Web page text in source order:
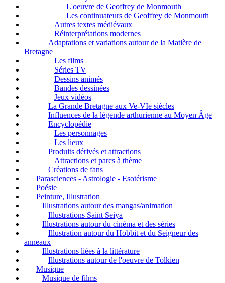
L'oeuvre de Geoffrey de Monmouth
Les continuateurs de Geoffrey de Monmouth
Autres textes médiévaux
Réinterprétations modernes
Adaptations et variations autour de la Matière de
Bretagne
Les films
Séries TV
Dessins animés
Bandes dessinées
Jeux vidéos
La Grande Bretagne aux Ve-VIe siècles
Influences de la légende arthurienne au Moyen Âge
Encyclopédie
Les personnages
Les lieux
Produits dérivés et attractions
Attractions et parcs à thème
Créations de fans
Parasciences - Astrologie - Esotérisme
Poésie
Peinture, Illustration
Illustrations autour des mangas/animation
Illustrations Saint Seiya
Illustrations autour du cinéma et des séries
Illustration autour du Hobbit et du Seigneur des
anneaux
Illustrations liées à la littérature
Illustrations autour de l'oeuvre de Tolkien
Musique
Musique de films